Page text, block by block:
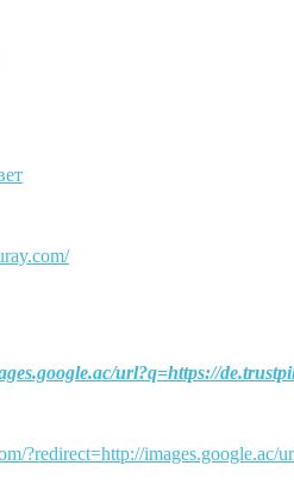
url?q=https://
?redirect=http://